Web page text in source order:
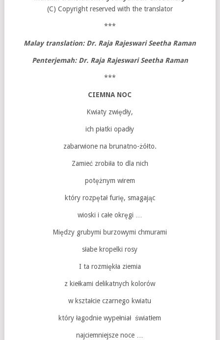
(C) Copyright reserved with the translator
***
Malay translation: Dr. Raja Rajeswari Seetha Raman
Penterjemah: Dr. Raja Rajeswari Seetha Raman
***
CIEMNA NOC
Kwiaty zwiędły,
ich płatki opadły
zabarwione na brunatno-żółto.
Zamieć zrobiła to dla nich
potężnym wirem
który rozpętał furię, smagając
wioski i całe okręgi …
Między grubymi burzowymi chmurami
słabe kropelki rosy
I ta rozmiękła ziemia
z kiełkami delikatnych kolorów
w kształcie czarnego kwiatu
który łagodnie wypełniał światłem
najciemniejsze noce …